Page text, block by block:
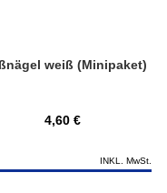
weiß (Minipaket)
4,60 €
INKL. MwSt.